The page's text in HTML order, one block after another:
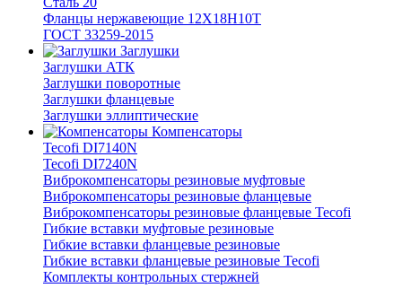
Фланцы нержавеющие 12Х18Н10Т
ГОСТ 33259-2015
Заглушки
Заглушки АТК
Заглушки поворотные
Заглушки фланцевые
Заглушки эллиптические
Компенсаторы
Tecofi DI7140N
Tecofi DI7240N
Виброкомпенсаторы резиновые муфтовые
Виброкомпенсаторы резиновые фланцевые
Виброкомпенсаторы резиновые фланцевые Tecofi
Гибкие вставки муфтовые резиновые
Гибкие вставки фланцевые резиновые
Гибкие вставки фланцевые резиновые Tecofi
Комплекты контрольных стержней